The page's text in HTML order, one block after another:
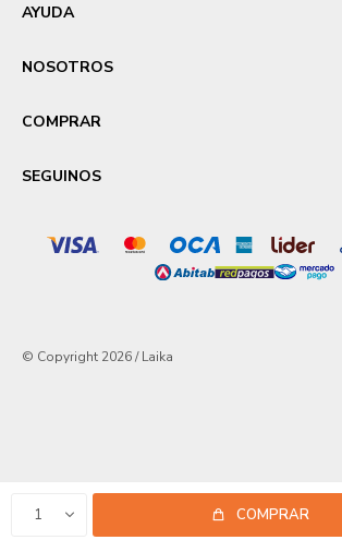
1 COMPRAR
AYUDA
NOSOTROS
COMPRAR
SEGUINOS
© Copyright 2026 / Laika